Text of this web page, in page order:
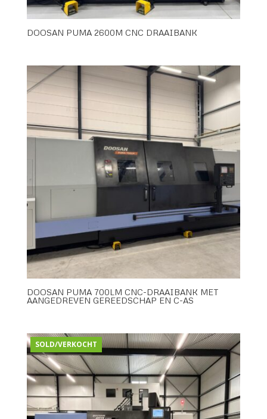
DOOSAN PUMA 2600M CNC DRAAIBANK
DOOSAN PUMA 700LM CNC-DRAAIBANK MET
AANGEDREVEN GEREEDSCHAP EN C-AS
SOLD/VERKOCHT